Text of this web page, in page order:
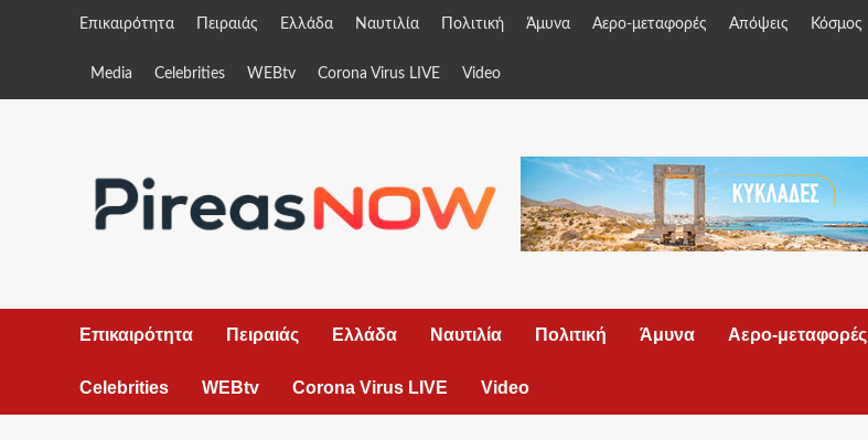
Επικαιρότητα Πειραιάς Ελλάδα Ναυτιλία Πολιτική Άμυνα Αερο-μεταφορές Απόψεις Κόσμος
Media Celebrities WEBtv Corona Virus LIVE Video
Επικαιρότητα Πειραιάς Ελλάδα Ναυτιλία Πολιτική Άμυνα Αερο-μεταφορές
Celebrities WEBtv Corona Virus LIVE Video